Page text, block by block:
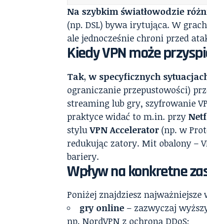
Na szybkim światłowodzie
(np. DSL) bywa irytująca. W
ale jednocześnie chroni przed
Kiedy VPN może
Tak, w specyficznych
ograniczanie przepustowości)
streaming lub gry, szyfrowanie
praktyce widać to m.in. przy
styluVPN Accelerator (np. w
redukując zatory. Mit obalony –
bariery.
Wpływ na konkretne
Poniżej znajdziesz
gry online – zazwyczaj
np. NordVPN z ochroną DDoS;